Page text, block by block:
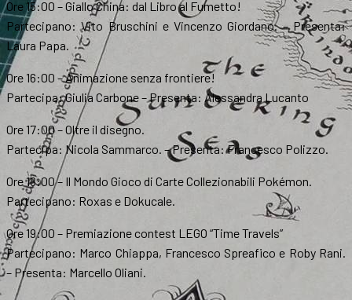
Ore 15:00 – Giallo China: dal Libro al Fumetto!
Partecipano: Vito Bruschini e Vincenzo Giordano. – Presenta:
Laura Papa.
Ore 16:00 – Animazione senza frontiere!
Partecipa: Giulia Carbone – Presenta: Alessandra Lucanto
Ore 17:00 – Oltre il disegno.
Partecipa: Nicola Sammarco. – Presenta: Francesco Polizzo.
Ore 18:00 – Il Mondo Gioco di Carte Collezionabili Pokémon.
Partecipano: Roxas e Dokucale.
Ore 19:00 – Premiazione contest LEGO “Time Travels”
Partecipano: Marco Chiappa, Francesco Spreafico e Roby Rani.
– Presenta: Marcello Oliani.